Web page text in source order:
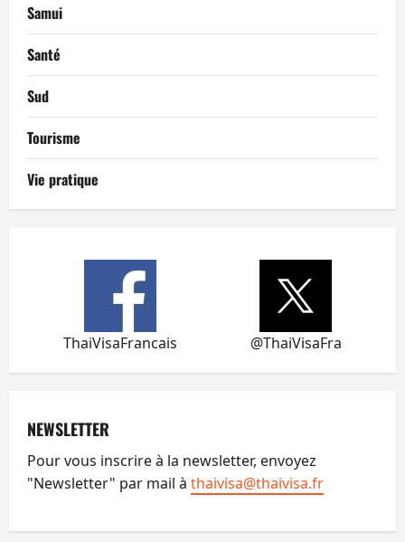
Samui
Santé
Sud
Tourisme
Vie pratique
ThaiVisaFrancais @ThaiVisaFra
NEWSLETTER
Pour vous inscrire à la newsletter, envoyez
"Newsletter" par mail à thaivisa@thaivisa.fr